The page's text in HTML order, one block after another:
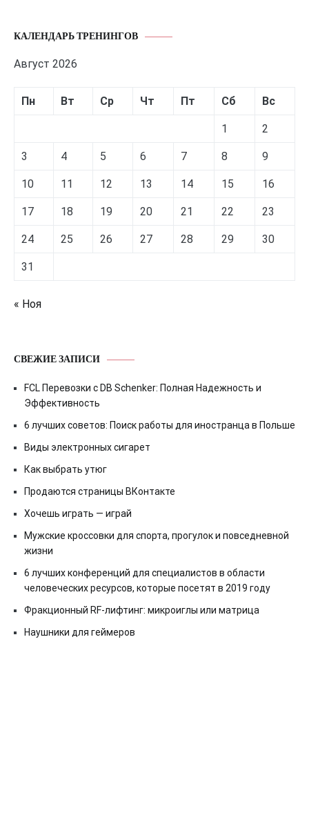
КАЛЕНДАРЬ ТРЕНИНГОВ
Август 2026
Пн Вт Ср Чт Пт Сб Вс
1 2
3 4 5 6 7 8 9
10 11 12 13 14 15 16
17 18 19 20 21 22 23
24 25 26 27 28 29 30
31
« Ноя
СВЕЖИЕ ЗАПИСИ
FCL Перевозки с DB Schenker: Полная Надежность и
Эффективность
6 лучших советов: Поиск работы для иностранца в Польше
Виды электронных сигарет
Как выбрать утюг
Продаются страницы ВКонтакте
Хочешь играть — играй
Мужские кроссовки для спорта, прогулок и повседневной
жизни
6 лучших конференций для специалистов в области
человеческих ресурсов, которые посетят в 2019 году
Фракционный RF-лифтинг: микроиглы или матрица
Наушники для геймеров